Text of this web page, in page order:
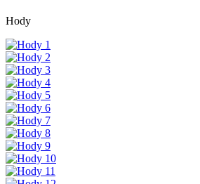
Hody